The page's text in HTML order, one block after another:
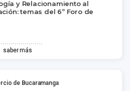
y Relacionamiento al
temas del 6º Foro de
saber más
de Bucaramanga